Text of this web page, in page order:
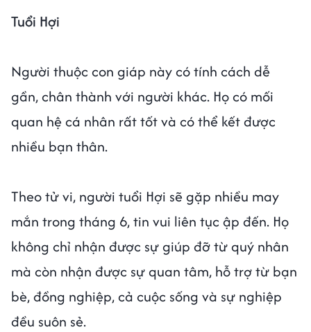
Tuổi Hợi
Người thuộc con giáp này có tính cách dễ
gần, chân thành với người khác. Họ có mối
quan hệ cá nhân rất tốt và có thể kết được
nhiều bạn thân.
Theo tử vi, người tuổi Hợi sẽ gặp nhiều may
mắn trong tháng 6, tin vui liên tục ập đến. Họ
không chỉ nhận được sự giúp đỡ từ quý nhân
mà còn nhận được sự quan tâm, hỗ trợ từ bạn
bè, đồng nghiệp, cả cuộc sống và sự nghiệp
đều suôn sẻ.